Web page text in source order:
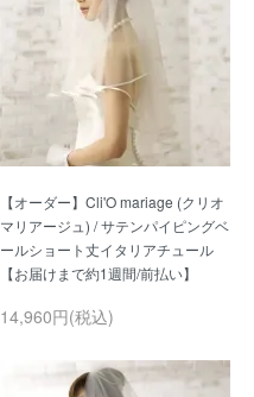
【オーダー】Cli'O mariage (クリオ
マリアージュ) / サテンパイピングベ
ールショート丈イタリアチュール
14,960円(税込)